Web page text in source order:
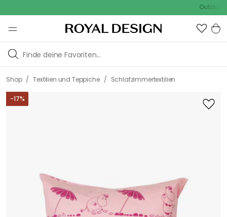
Outdoor
Shop / Textilien und Teppiche / Schlafzimmertextilien
-17%